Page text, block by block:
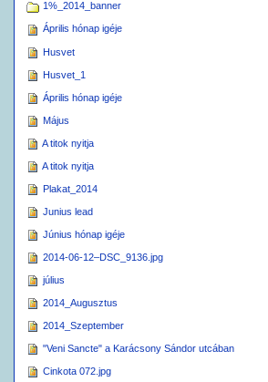
1%_2014_banner
Április hónap igéje
Husvet
Husvet_1
Április hónap igéje
Május
A titok nyitja
A titok nyitja
Plakat_2014
Junius lead
Június hónap igéje
2014-06-12–DSC_9136.jpg
július
2014_Augusztus
2014_Szeptember
"Veni Sancte" a Karácsony Sándor utcában
Cinkota 072.jpg